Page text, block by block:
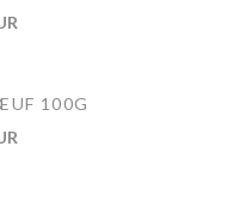
100G